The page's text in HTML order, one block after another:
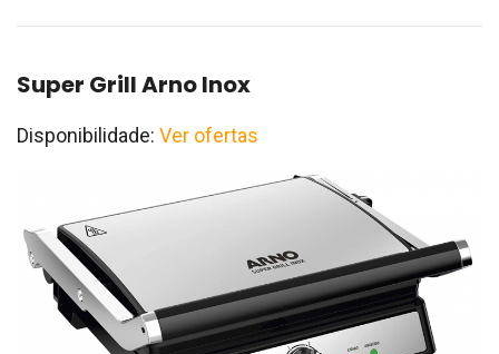
Super Grill Arno Inox
Disponibilidade: Ver ofertas